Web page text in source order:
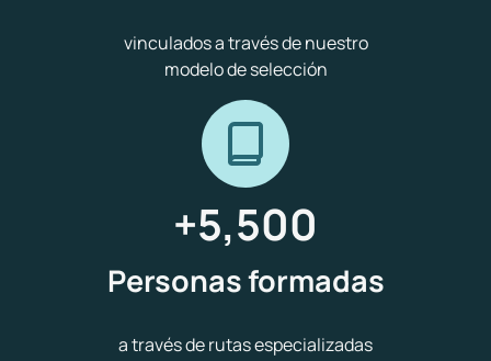
vinculados a través de nuestro
modelo de selección
+5,500
Personas formadas
a través de rutas especializadas